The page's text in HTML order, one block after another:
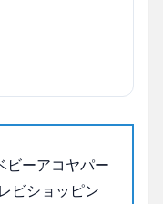
ビーアコヤパー
ビショッピン